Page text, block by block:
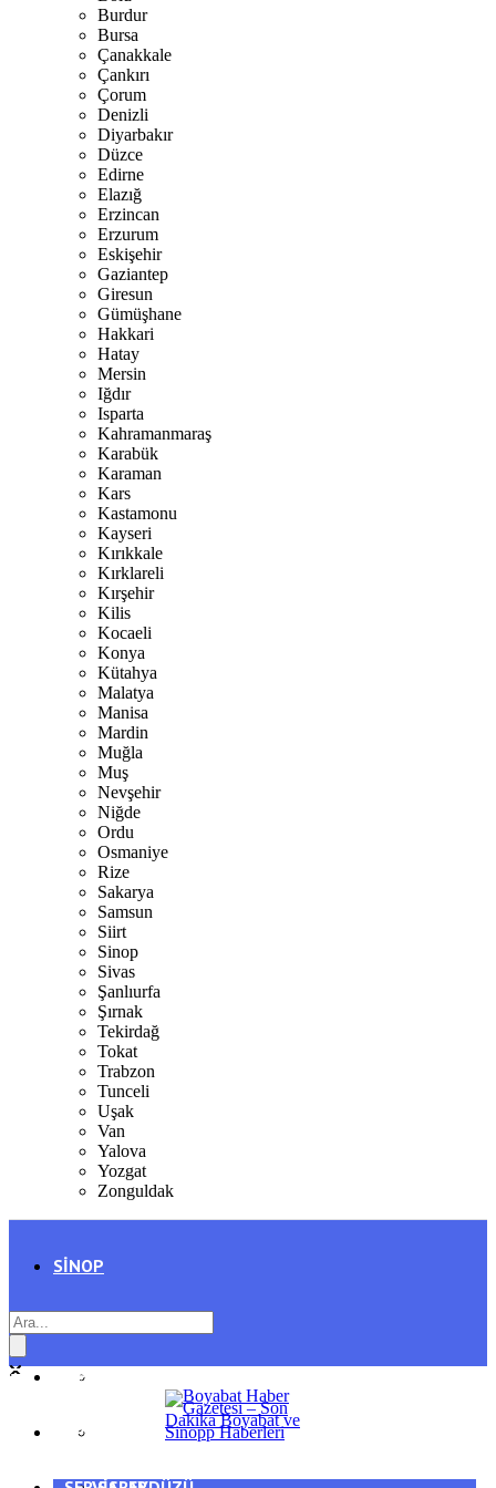
Burdur
Bursa
Çanakkale
Çankırı
Çorum
Denizli
Diyarbakır
Düzce
Edirne
Elazığ
Erzincan
Erzurum
Eskişehir
Gaziantep
Giresun
Gümüşhane
Hakkari
Hatay
Mersin
Iğdır
Isparta
Kahramanmaraş
Karabük
Karaman
Kars
Kastamonu
Kayseri
Kırıkkale
Kırklareli
Kırşehir
Kilis
Kocaeli
Konya
Kütahya
Malatya
Manisa
Mardin
Muğla
Muş
Nevşehir
Niğde
Ordu
Osmaniye
Rize
Sakarya
Samsun
Siirt
Sinop
Sivas
Şanlıurfa
Şırnak
Tekirdağ
Tokat
Trabzon
Tunceli
Uşak
Van
Yalova
Yozgat
Zonguldak
SINOP
AYANCIK
GENEL
SPOR